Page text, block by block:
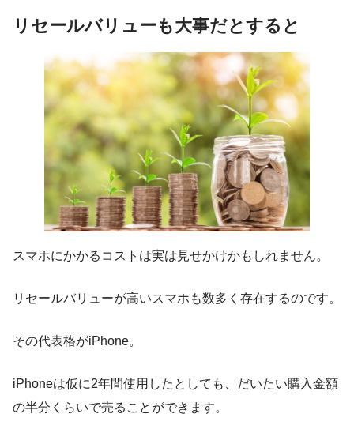
リセールバリューも大事だとすると
スマホにかかるコストは実は見せかけかもしれません。
リセールバリューが高いスマホも数多く存在するのです。
その代表格がiPhone。
iPhoneは仮に2年間使用したとしても、だいたい購入金額
の半分くらいで売ることができます。